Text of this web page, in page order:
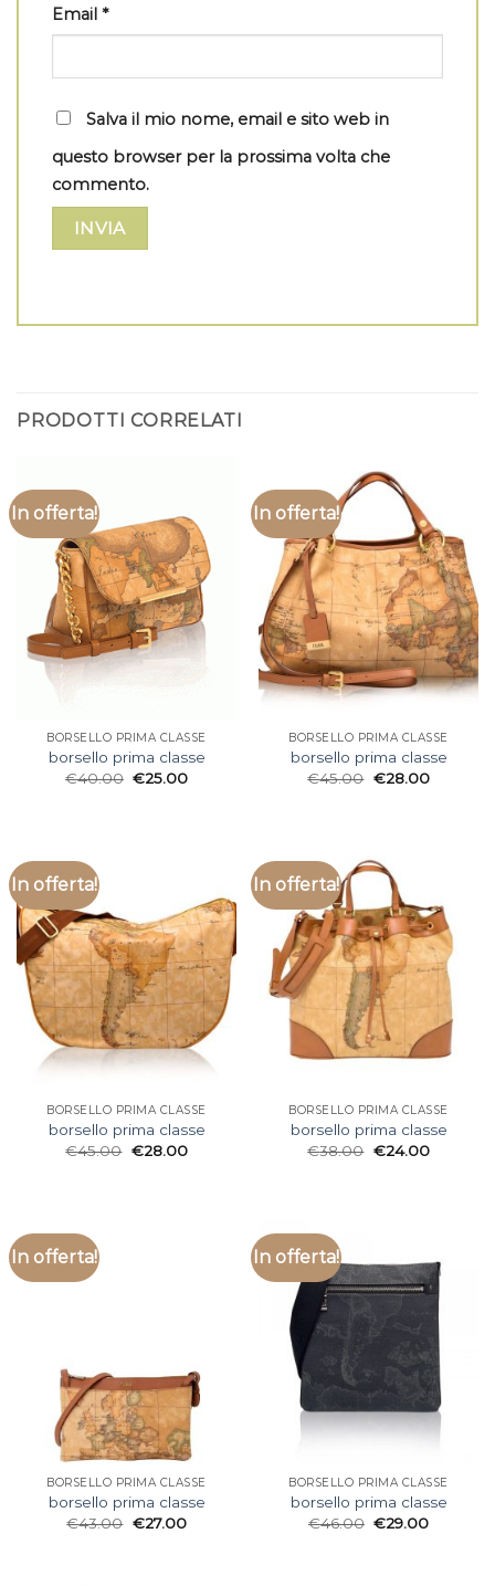
Email *
Salva il mio nome, email e sito web in
questo browser per la prossima volta che
commento.
PRODOTTI CORRELATI
In offerta!
BORSELLO PRIMA CLASSE
borsello prima classe
€40.00 €25.00
In offerta!
BORSELLO PRIMA CLASSE
borsello prima classe
€45.00 €28.00
In offerta!
BORSELLO PRIMA CLASSE
borsello prima classe
€45.00 €28.00
In offerta!
BORSELLO PRIMA CLASSE
borsello prima classe
€38.00 €24.00
In offerta!
BORSELLO PRIMA CLASSE
borsello prima classe
€43.00 €27.00
In offerta!
BORSELLO PRIMA CLASSE
borsello prima classe
€46.00 €29.00